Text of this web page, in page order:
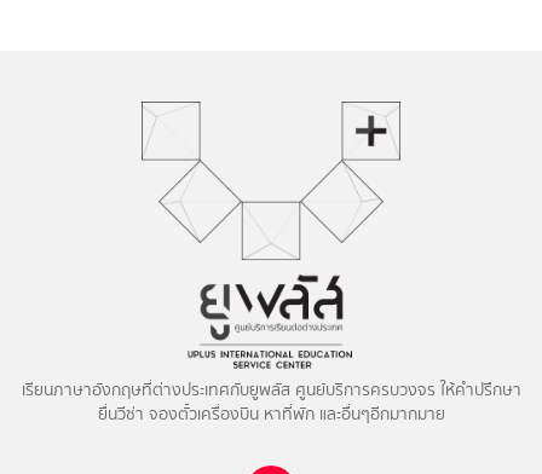
เรียนภาษาอังกฤษที่ต่างประเทศกับยูพลัส ศูนย์บริการครบวงจร ให้คำปรึกษา
ยื่นวีซ่า จองตั๋วเครื่องบิน หาที่พัก และอื่นๆอีกมากมาย